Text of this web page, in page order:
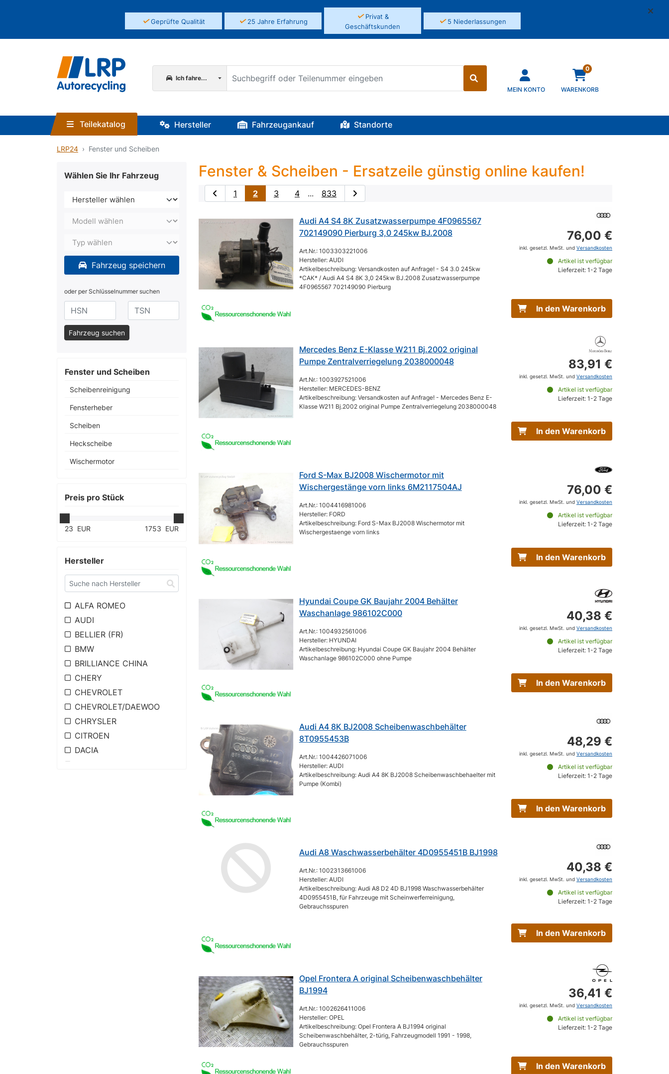
✓Geprüfte Qualität ✓25 Jahre Erfahrung
✓Privat &
Geschäftskunden
✓5 Niederlassungen
Ich fahre...
MEIN KONTO
0
WARENKORB
Teilekatalog Hersteller Fahrzeugankauf Standorte
LRP24 Fenster und Scheiben
Wählen Sie Ihr Fahrzeug
Fahrzeug speichern
oder per Schlüsselnummer suchen
Fahrzeug suchen
Fenster und Scheiben
Scheibenreinigung
Fensterheber
Scheiben
Heckscheibe
Wischermotor
Preis pro Stück
23 EUR 1753 EUR
Hersteller
ALFA ROMEO
AUDI
BELLIER (FR)
BMW
BRILLIANCE CHINA
CHERY
CHEVROLET
CHEVROLET/DAEWOO
CHRYSLER
CITROEN
DACIA
Fenster & Scheiben - Ersatzeile günstig online kaufen!
1 2 3 4 ... 833
Audi A4 S4 8K Zusatzwasserpumpe 4F0965567
702149090 Pierburg 3,0 245kw BJ.2008
Art.Nr.: 1003303221006
Hersteller: AUDI
Artikelbeschreibung: Versandkosten auf Anfrage! - S4 3.0 245kw
*CAK* / Audi A4 S4 8K 3,0 245kw BJ.2008 Zusatzwasserpumpe
4F0965567 702149090 Pierburg
76,00 €
inkl. gesetzl. MwSt. und Versandkosten
Artikel ist verfügbar
Lieferzeit: 1-2 Tage
In den Warenkorb
Mercedes Benz E-Klasse W211 Bj.2002 original
Pumpe Zentralverriegelung 2038000048
Art.Nr.: 1003927521006
Hersteller: MERCEDES-BENZ
Artikelbeschreibung: Versandkosten auf Anfrage! - Mercedes Benz E-
Klasse W211 Bj.2002 original Pumpe Zentralverriegelung 2038000048
83,91 €
inkl. gesetzl. MwSt. und Versandkosten
Artikel ist verfügbar
Lieferzeit: 1-2 Tage
In den Warenkorb
Ford S-Max BJ2008 Wischermotor mit
Wischergestänge vorn links 6M2117504AJ
Art.Nr.: 1004416981006
Hersteller: FORD
Artikelbeschreibung: Ford S-Max BJ2008 Wischermotor mit
Wischergestaenge vorn links
76,00 €
inkl. gesetzl. MwSt. und Versandkosten
Artikel ist verfügbar
Lieferzeit: 1-2 Tage
In den Warenkorb
Hyundai Coupe GK Baujahr 2004 Behälter
Waschanlage 986102C000
Art.Nr.: 1004932561006
Hersteller: HYUNDAI
Artikelbeschreibung: Hyundai Coupe GK Baujahr 2004 Behälter
Waschanlage 986102C000 ohne Pumpe
40,38 €
inkl. gesetzl. MwSt. und Versandkosten
Artikel ist verfügbar
Lieferzeit: 1-2 Tage
In den Warenkorb
Audi A4 8K BJ2008 Scheibenwaschbehälter
8T0955453B
Art.Nr.: 1004426071006
Hersteller: AUDI
Artikelbeschreibung: Audi A4 8K BJ2008 Scheibenwaschbehaelter mit
Pumpe (Kombi)
48,29 €
inkl. gesetzl. MwSt. und Versandkosten
Artikel ist verfügbar
Lieferzeit: 1-2 Tage
In den Warenkorb
Audi A8 Waschwasserbehälter 4D0955451B BJ1998
Art.Nr.: 1002313661006
Hersteller: AUDI
Artikelbeschreibung: Audi A8 D2 4D BJ1998 Waschwasserbehälter
4D0955451B, für Fahrzeuge mit Scheinwerferreinigung,
Gebrauchsspuren
40,38 €
inkl. gesetzl. MwSt. und Versandkosten
Artikel ist verfügbar
Lieferzeit: 1-2 Tage
In den Warenkorb
Opel Frontera A original Scheibenwaschbehälter
BJ1994
Art.Nr.: 1002626411006
Hersteller: OPEL
Artikelbeschreibung: Opel Frontera A BJ1994 original
Scheibenwaschbehälter, 2-türig, Fahrzeugmodell 1991 - 1998,
Gebrauchsspuren
36,41 €
inkl. gesetzl. MwSt. und Versandkosten
Artikel ist verfügbar
Lieferzeit: 1-2 Tage
In den Warenkorb